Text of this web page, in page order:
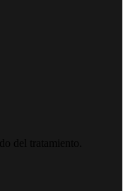
del tratamiento.